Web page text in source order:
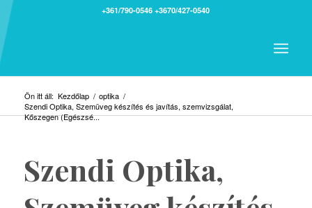
+361/790-0546 +3670/427-0540
Ön itt áll: Kezdőlap / optika /
Szendi Optika, Szemüveg készítés és javítás, szemvizsgálat,
Kőszegen (Egészsé...
Szendi Optika,